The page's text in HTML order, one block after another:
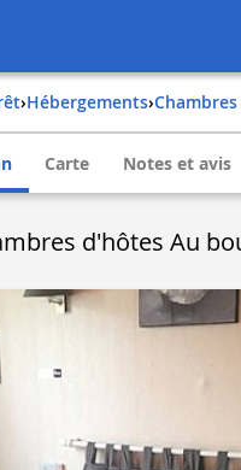
› Hébergements›
Carte Notes et avis
d'hôtes Au